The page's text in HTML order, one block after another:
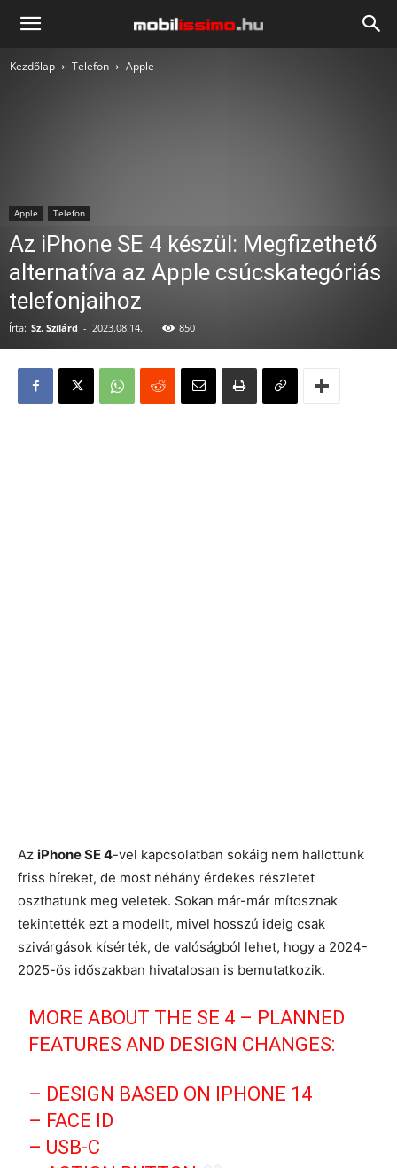
Mobilissimo.hu
Kezdőlap Telefon Apple
Apple Telefon
Az iPhone SE 4 készül: Megfizethető
alternatíva az Apple csúcskategóriás
telefonjaihoz
Írta: Sz. Szilárd - 2023.08.14. 850
Az iPhone SE 4-vel kapcsolatban sokáig nem hallottunk
friss híreket, de most néhány érdekes részletet
oszthatunk meg veletek. Sokan már-már mítosznak
tekintették ezt a modellt, mivel hosszú ideig csak
szivárgások kísérték, de valóságból lehet, hogy a 2024-
2025-ös időszakban hivatalosan is bemutatkozik.
MORE ABOUT THE SE 4 – PLANNED
FEATURES AND DESIGN CHANGES:
– DESIGN BASED ON IPHONE 14
– FACE ID
– USB-C